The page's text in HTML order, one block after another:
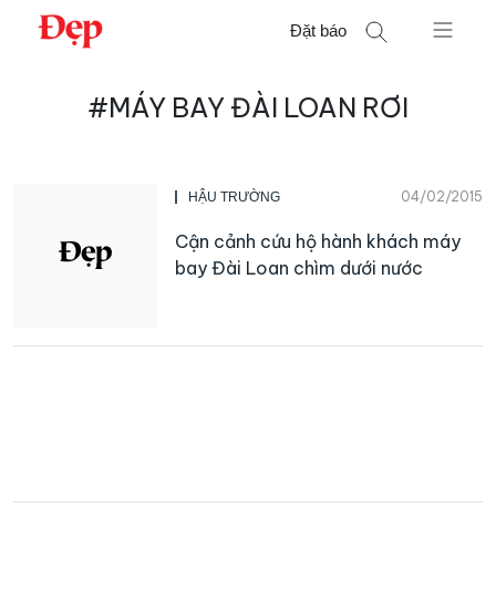
Chuyển
Đặt báo
#MÁY BAY ĐÀI LOAN RƠI
HẬU TRƯỜNG 04/02/2015
Cận cảnh cứu hộ hành khách máy
bay Đài Loan chìm dưới nước